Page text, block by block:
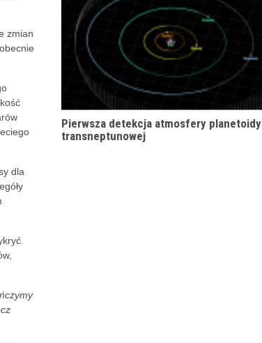
zmian
dla
Pierwsza detekcja atmosfery planetoidy
transneptunowej